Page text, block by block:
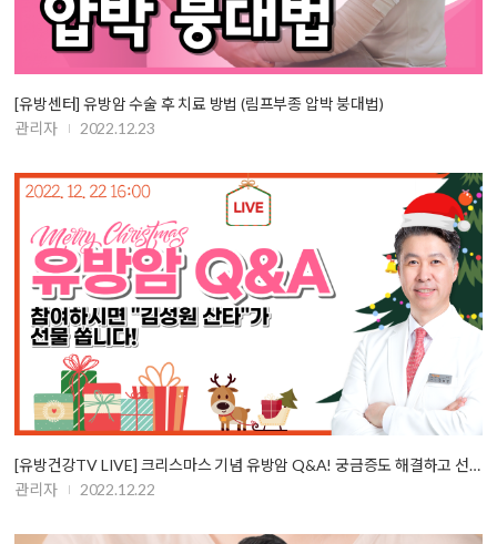
[유방센터] 유방암 수술 후 치료 방법 (림프부종 압박 붕대법)
관리자
2022.12.23
[유방건강TV LIVE] 크리스마스 기념 유방암 Q&A! 궁금증도 해결하고 선…
관리자
2022.12.22